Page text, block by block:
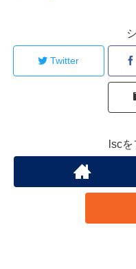
Twitter
lsc